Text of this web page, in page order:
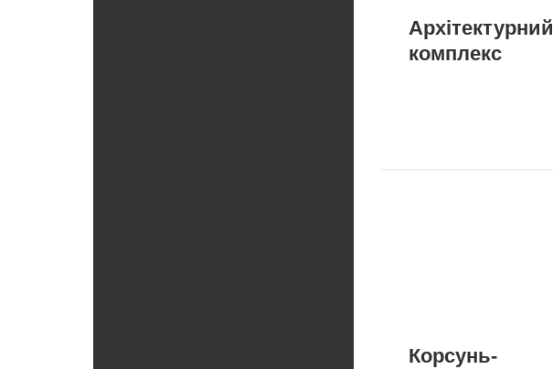
Архітектурний
комплекс
Корсунь-